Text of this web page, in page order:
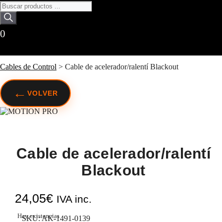
Cables de Control > Cable de acelerador/ralentí Blackout
Búsqueda
de
productos
0
← VOLVER
Cable de acelerador/ralentí
Blackout
24,05€ IVA inc.
Hay existencias
SKU:AK-1491-0139